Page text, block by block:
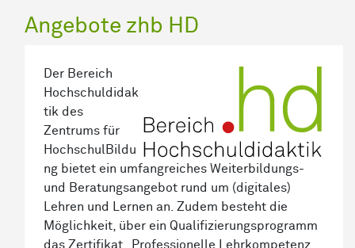
Angebote zhb HD
Der Bereich
Hochschuldidak
tik des
Zentrums für
HochschulBildu
ng bietet ein umfangreiches Weiterbildungs-
und Beratungsangebot rund um (digitales)
Lehren und Lernen an. Zudem besteht die
Möglichkeit, über ein Qualifizierungsprogramm
das Zertifikat „Professionelle Lehrkompetenz